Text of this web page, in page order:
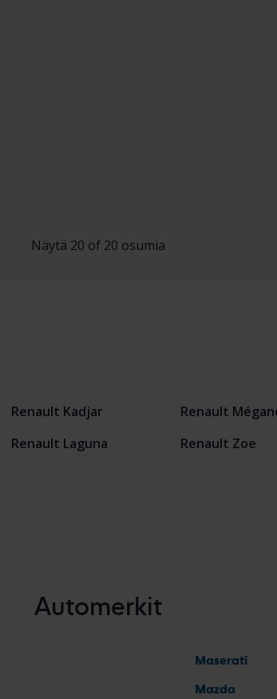
Näytä 20 of 20 osumia
Renault Kadjar
Renault Laguna
Renault
Renault Zoe
Automerkit
Maserati
Mazda